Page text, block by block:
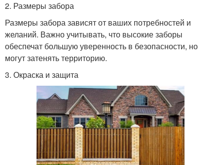
2. Размеры забора
Размеры забора зависят от ваших потребностей и
желаний. Важно учитывать, что высокие заборы
обеспечат большую уверенность в безопасности, но
могут затенять территорию.
3. Окраска и защита